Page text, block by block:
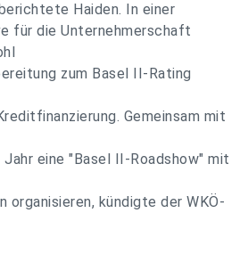
Haiden. In einer
für die Unternehmerschaft
zum Basel II-Rating
Gemeinsam mit
eine "Basel II-Roadshow" mit
organisieren, kündigte der WKÖ-